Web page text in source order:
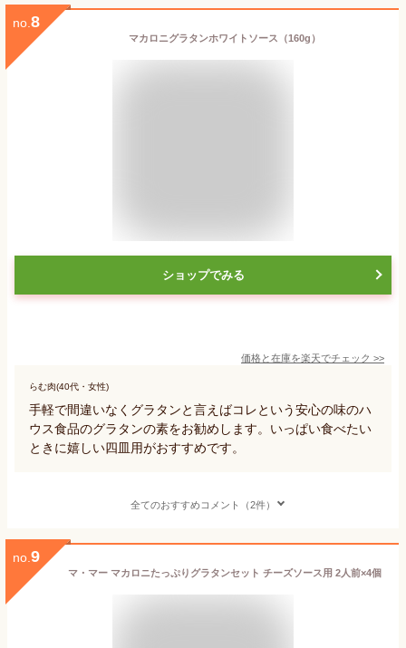
no. 8
マカロニグラタンホワイトソース（160g）
ショップでみる
価格と在庫を楽天でチェック >>
らむ肉(40代・女性)
手軽で間違いなくグラタンと言えばコレという安心の味のハ
ウス食品のグラタンの素をお勧めします。いっぱい食べたい
ときに嬉しい四皿用がおすすめです。
全てのおすすめコメント（2件）
no. 9
マ・マー マカロニたっぷりグラタンセット チーズソース用 2人前×4個